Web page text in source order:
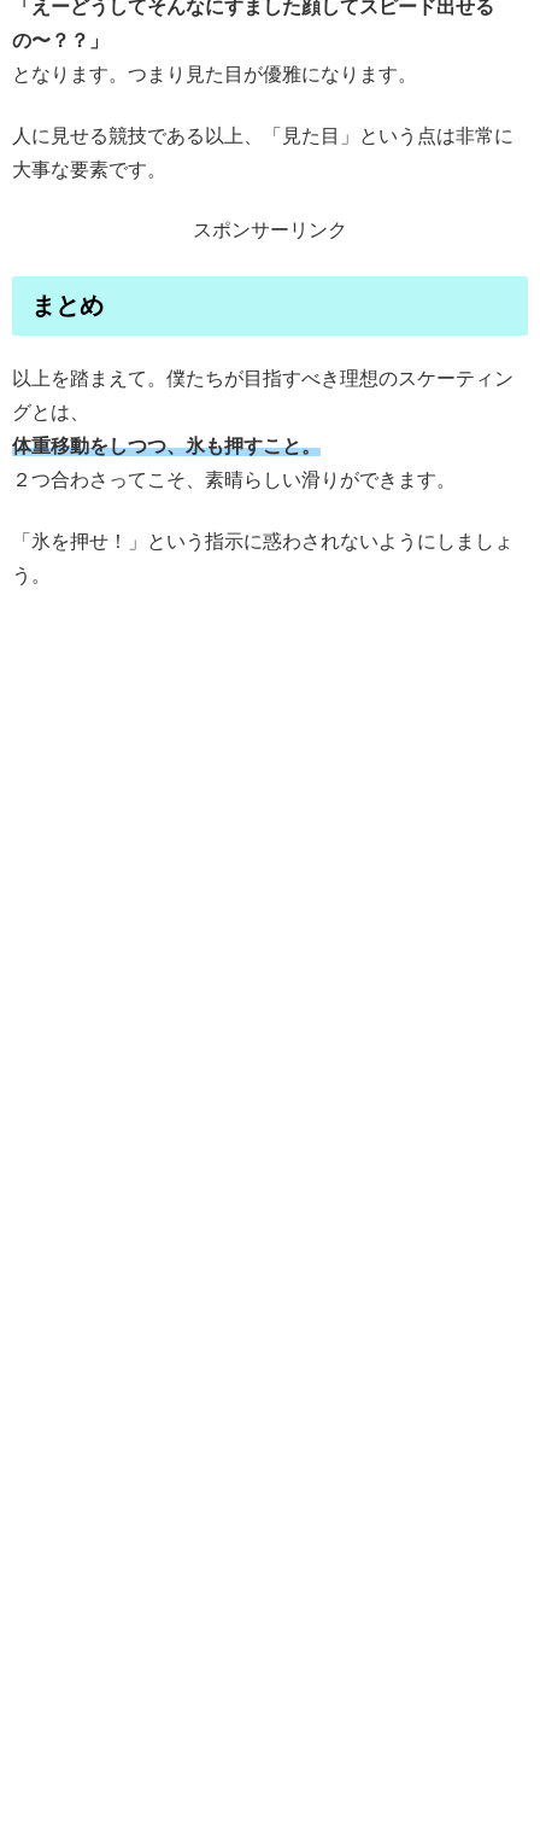
「えーどうしてそんなにすました顔してスピード出せる
の〜？？」
となります。つまり見た目が優雅になります。
人に見せる競技である以上、「見た目」という点は非常に
大事な要素です。
スポンサーリンク
まとめ
以上を踏まえて。僕たちが目指すべき理想のスケーティン
グとは、
体重移動をしつつ、氷も押すこと。
２つ合わさってこそ、素晴らしい滑りができます。
「氷を押せ！」という指示に惑わされないようにしましょ
う。